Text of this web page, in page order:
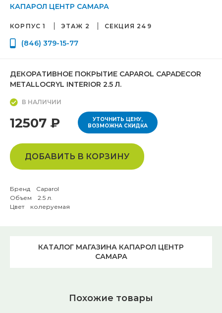
КАПАРОЛ ЦЕНТР САМАРА
КОРПУС 1 ЭТАЖ 2 СЕКЦИЯ 249
(846) 379-15-77
ДЕКОРАТИВНОЕ ПОКРЫТИЕ CAPAROL CAPADECOR
METALLOCRYL INTERIOR 2.5 Л.
В НАЛИЧИИ
12507 ₽
УТОЧНИТЬ ЦЕНУ,
ВОЗМОЖНА СКИДКА
ДОБАВИТЬ В КОРЗИНУ
Бренд Caparol
Объем 2.5 л.
Цвет колеруемая
КАТАЛОГ МАГАЗИНА КАПАРОЛ ЦЕНТР
САМАРА
Похожие товары